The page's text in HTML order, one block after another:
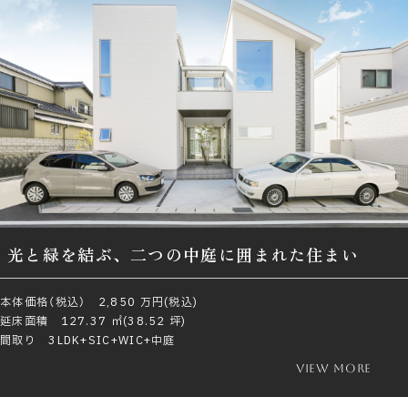
光と緑を結ぶ、二つの中庭に囲まれた住まい
本体価格（税込） 2,850 万円(税込)
延床面積 127.37 ㎡(38.52 坪)
間取り 3LDK+SIC+WIC+中庭
view more